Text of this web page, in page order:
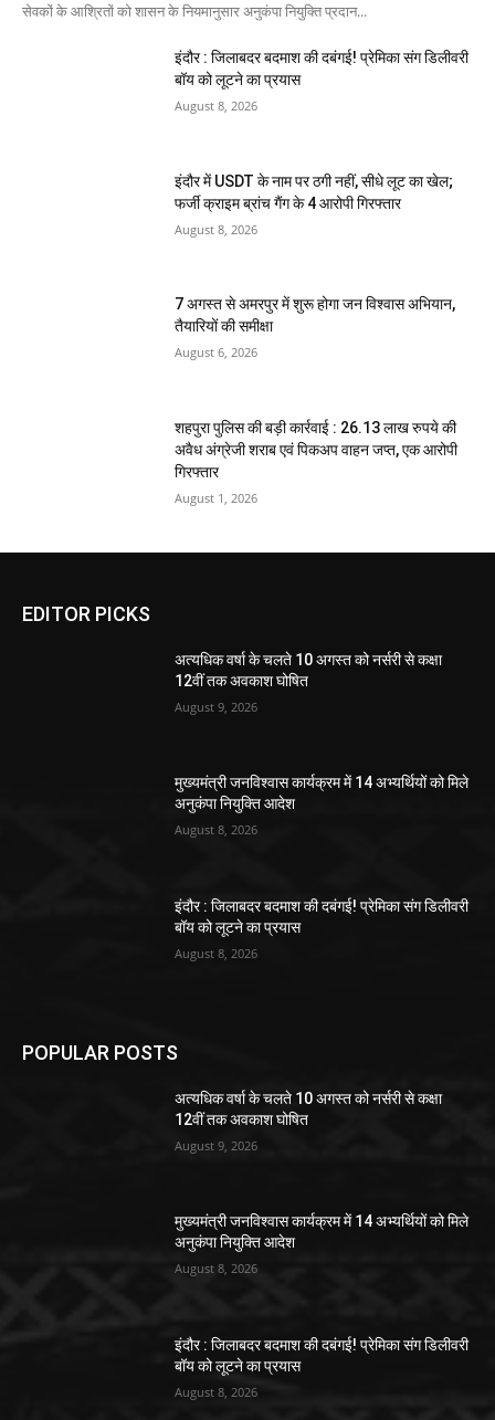
सेवकों के आश्रितों को शासन के नियमानुसार अनुकंपा नियुक्ति प्रदान...
इंदौर : जिलाबदर बदमाश की दबंगई! प्रेमिका संग डिलीवरी
बॉय को लूटने का प्रयास
August 8, 2026
इंदौर में USDT के नाम पर ठगी नहीं, सीधे लूट का खेल;
फर्जी क्राइम ब्रांच गैंग के 4 आरोपी गिरफ्तार
August 8, 2026
7 अगस्त से अमरपुर में शुरू होगा जन विश्वास अभियान,
तैयारियों की समीक्षा
August 6, 2026
शहपुरा पुलिस की बड़ी कार्रवाई : 26.13 लाख रुपये की
अवैध अंग्रेजी शराब एवं पिकअप वाहन जप्त, एक आरोपी
गिरफ्तार
August 1, 2026
EDITOR PICKS
अत्यधिक वर्षा के चलते 10 अगस्त को नर्सरी से कक्षा
12वीं तक अवकाश घोषित
August 9, 2026
मुख्यमंत्री जनविश्वास कार्यक्रम में 14 अभ्यर्थियों को मिले
अनुकंपा नियुक्ति आदेश
August 8, 2026
इंदौर : जिलाबदर बदमाश की दबंगई! प्रेमिका संग डिलीवरी
बॉय को लूटने का प्रयास
August 8, 2026
POPULAR POSTS
अत्यधिक वर्षा के चलते 10 अगस्त को नर्सरी से कक्षा
12वीं तक अवकाश घोषित
August 9, 2026
मुख्यमंत्री जनविश्वास कार्यक्रम में 14 अभ्यर्थियों को मिले
अनुकंपा नियुक्ति आदेश
August 8, 2026
इंदौर : जिलाबदर बदमाश की दबंगई! प्रेमिका संग डिलीवरी
बॉय को लूटने का प्रयास
August 8, 2026